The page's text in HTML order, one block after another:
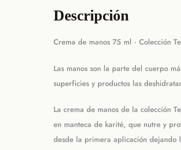
Descripción
Crema de manos 75 ml · Colección
Las manos son la parte del cuerpo
superficies y productos las
La crema de manos de la colección
en manteca de karité, que nutre y
desde la primera aplicación dejando